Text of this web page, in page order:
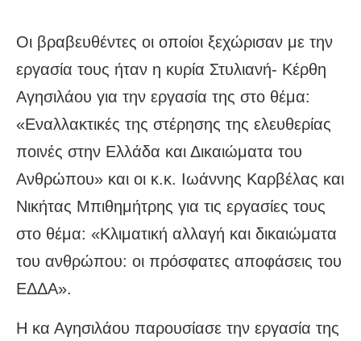
Οι βραβευθέντες οι οποίοι ξεχώρισαν με την
εργασία τους ήταν η κυρία Στυλιανή- Κέρθη
Αγησιλάου για την εργασία της στο θέμα:
«Εναλλακτικές της στέρησης της ελευθερίας
ποινές στην Ελλάδα και Δικαιώματα του
Ανθρώπου» και οι κ.κ. Ιωάννης Καρβέλας και
Νικήτας Μπιθημήτρης για τις εργασίες τους
στο θέμα: «Κλιματική αλλαγή και δικαιώματα
του ανθρώπου: οι πρόσφατες αποφάσεις του
ΕΔΔΑ».
Η κα Αγησιλάου παρουσίασε την εργασία της